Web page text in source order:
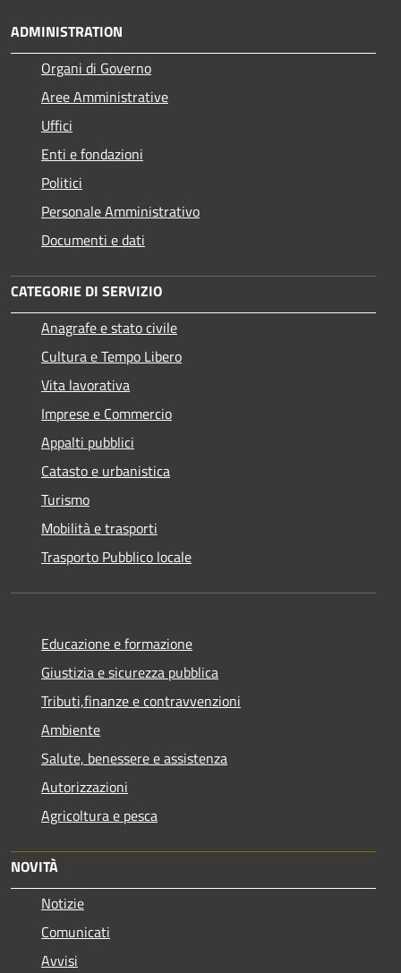
ADMINISTRATION
Organi di Governo
Aree Amministrative
Uffici
Enti e fondazioni
Politici
Personale Amministrativo
Documenti e dati
CATEGORIE DI SERVIZIO
Anagrafe e stato civile
Cultura e Tempo Libero
Vita lavorativa
Imprese e Commercio
Appalti pubblici
Catasto e urbanistica
Turismo
Mobilità e trasporti
Trasporto Pubblico locale
Educazione e formazione
Giustizia e sicurezza pubblica
Tributi,finanze e contravvenzioni
Ambiente
Salute, benessere e assistenza
Autorizzazioni
Agricoltura e pesca
NOVITÀ
Notizie
Comunicati
Avvisi